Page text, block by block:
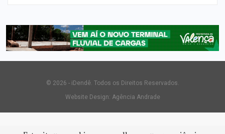
© 2026 - iDendê. Todos os Direitos Reservados.
Website Design: Agência Andrade